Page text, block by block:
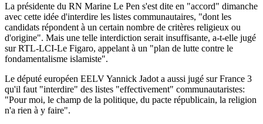
La présidente du RN Marine Le Pen s'est dite en "accord" dimanche
avec cette idée d'interdire les listes communautaires, "dont les
candidats répondent à un certain nombre de critères religieux ou
d'origine". Mais une telle interdiction serait insuffisante, a-t-elle jugé
sur RTL-LCI-Le Figaro, appelant à un "plan de lutte contre le
fondamentalisme islamiste".
Le député européen EELV Yannick Jadot a aussi jugé sur France 3
qu'il faut "interdire" des listes "effectivement" communautaristes:
"Pour moi, le champ de la politique, du pacte républicain, la religion
n'a rien à y faire".